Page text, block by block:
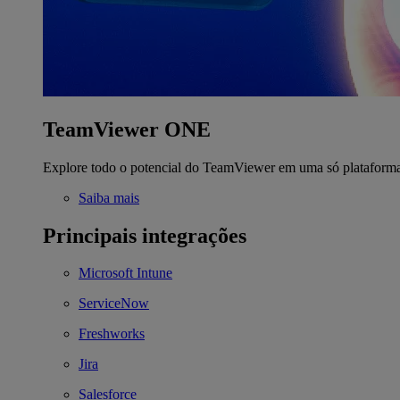
TeamViewer ONE
Explore todo o potencial do TeamViewer em uma só
Saiba mais
Principais integrações
Microsoft Intune
ServiceNow
Freshworks
Jira
Salesforce